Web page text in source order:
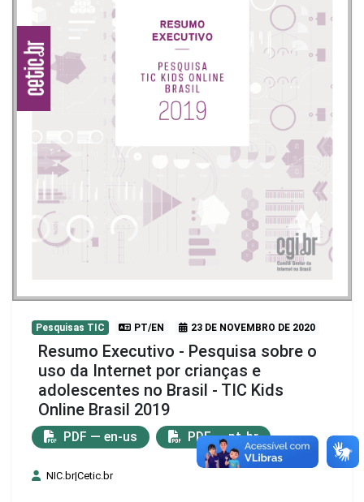
Pesquisas TIC PT/EN 23 DE NOVEMBRO DE 2020
Resumo Executivo - Pesquisa sobre o
uso da Internet por crianças e
adolescentes no Brasil - TIC Kids
Online Brasil 2019
PDF — en-us PDF — pt-br
NIC.br|Cetic.br